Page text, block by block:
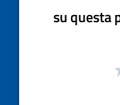
su questa